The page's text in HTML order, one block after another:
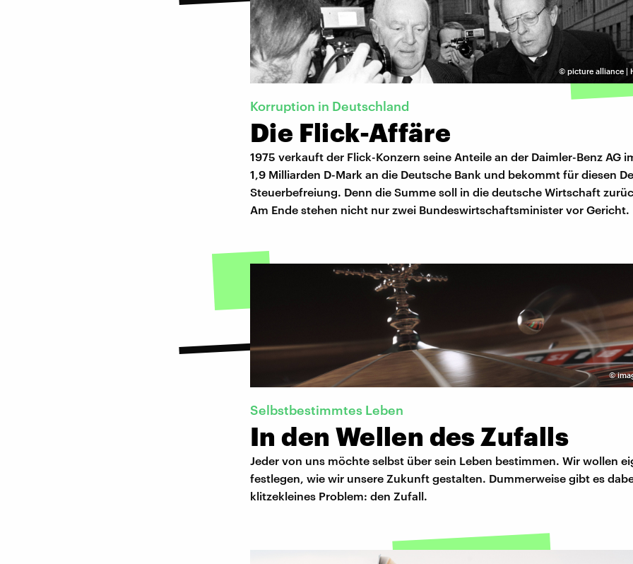
© picture alliance |
Korruption in Deutschland
Die Flick-Affäre
1975 verkauft der Flick-Konzern seine Anteile an der Daimler-Benz AG
1,9 Milliarden D-Mark an die Deutsche Bank und bekommt für diesen
Steuerbefreiung. Denn die Summe soll in die deutsche Wirtschaft
Am Ende stehen nicht nur zwei Bundeswirtschaftsminister vor Gericht.
©
Selbstbestimmtes Leben
In den Wellen des Zufalls
Jeder von uns möchte selbst über sein Leben bestimmen. Wir wollen
festlegen, wie wir unsere Zukunft gestalten. Dummerweise gibt es
klitzekleines Problem: den Zufall.